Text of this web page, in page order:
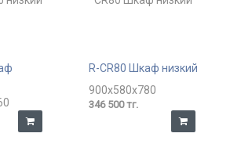
R-CR80 Шкаф низкий
900x580x780
346 500 тг.